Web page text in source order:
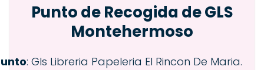
Punto de Recogida de GLS
Montehermoso
: Gls Libreria Papeleria El Rincon De Maria.